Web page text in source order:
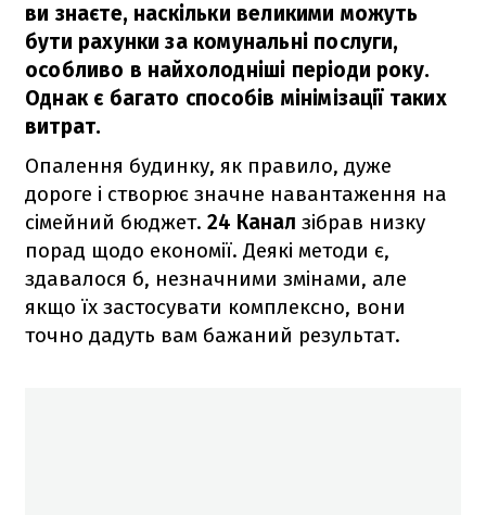
ви знаєте, наскільки великими можуть
бути рахунки за комунальні послуги,
особливо в найхолодніші періоди року.
Однак є багато способів мінімізації таких
витрат.
Опалення будинку, як правило, дуже
дороге і створює значне навантаження на
сімейний бюджет. 24 Канал зібрав низку
порад щодо економії. Деякі методи є,
здавалося б, незначними змінами, але
якщо їх застосувати комплексно, вони
точно дадуть вам бажаний результат.